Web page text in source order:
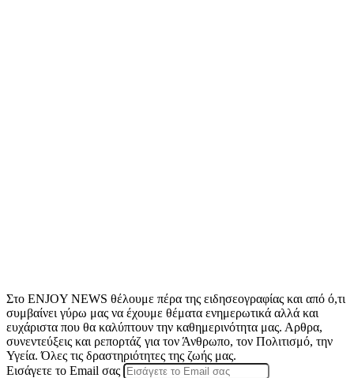
Στο ENJOY NEWS θέλουμε πέρα της ειδησεογραφίας και από ό,τι
συμβαίνει γύρω μας να έχουμε θέματα ενημερωτικά αλλά και
ευχάριστα που θα καλύπτουν την καθημερινότητα μας. Αρθρα,
συνεντεύξεις και ρεπορτάζ για τον Άνθρωπο, τον Πολιτισμό, την
Υγεία. Όλες τις δραστηριότητες της ζωής μας.
Εισάγετε το Email σας